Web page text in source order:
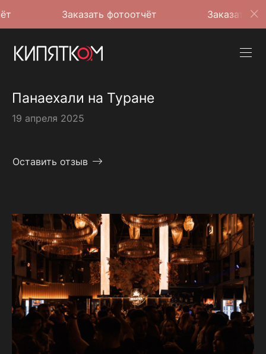
Заказать фотоотчёт Заказать фотоотчёт
Панаехали на Туране
19 апреля 2025
Оставить отзыв